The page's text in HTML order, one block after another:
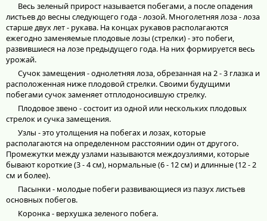
Весь зеленый прирост называется побегами, а после опадения
листьев до весны следующего года - лозой. Многолетняя лоза - лоза
старше двух лет - рукава. На концах рукавов располагаются
ежегодно заменяемые плодовые лозы (стрелки) - это побеги,
развившиеся на лозе предыдущего года. На них формируется весь
урожай.
Сучок замещения - однолетняя лоза, обрезанная на 2 - 3 глазка и
расположенная ниже плодовой стрелки. Своими будущими
побегами сучок заменяет отплодоносившую стрелку.
Плодовое звено - состоит из одной или нескольких плодовых
стрелок и сучка замещения.
Узлы - это утолщения на побегах и лозах, которые
располагаются на определенном расстоянии один от другого.
Промежутки между узлами называются междоузлиями, которые
бывают короткие (3 - 4 см), нормальные (6 - 12 см) и длинные (12 - 2
см и более).
Пасынки - молодые побеги развивающиеся из пазух листьев
основных побегов.
Коронка - верхушка зеленого побега.